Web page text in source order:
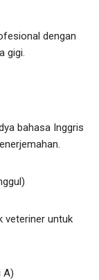
dengan
gigi.
bahasa Inggris
veteriner untuk
A)